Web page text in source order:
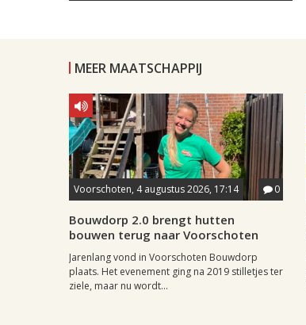
MEER MAATSCHAPPIJ
Voorschoten, 4 augustus 2026, 17:14 0
Bouwdorp 2.0 brengt hutten
bouwen terug naar Voorschoten
Jarenlang vond in Voorschoten Bouwdorp
plaats. Het evenement ging na 2019 stilletjes ter
ziele, maar nu wordt...